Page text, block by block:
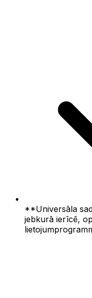
**Universāla
jebkurā ierīcē,